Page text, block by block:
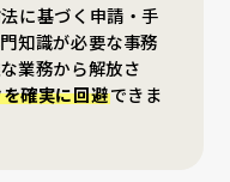
に基づく申請・手
知識が必要な事務
業務から解放さ
確実に回避できま